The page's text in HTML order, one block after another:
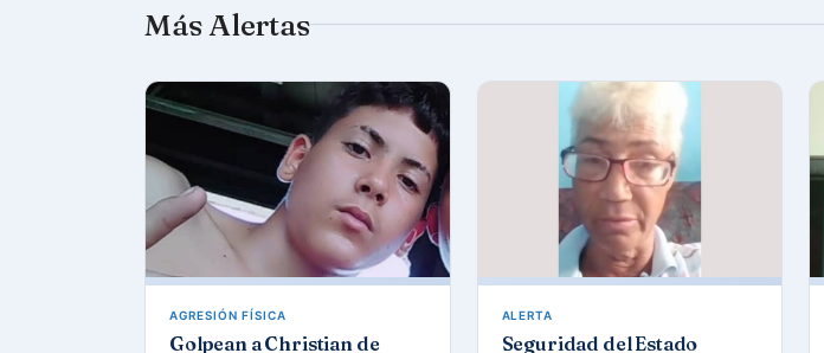
Más Alertas
AGRESIÓN FÍSICA
Golpean a Christian de
ALERTA
Seguridad del Estado